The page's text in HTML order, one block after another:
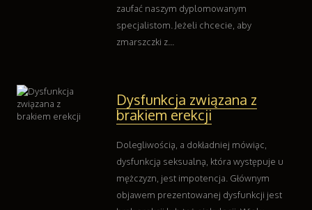
zaufać naszym dyplomowanym
specjalistom. Jeżeli chcecie, aby
zmarszczki z...
Dysfunkcja związana z
brakiem erekcji
Dolegliwością, a dokładniej mówiąc,
dysfunkcją seksualną, która występuje u
mężczyzn, jest impotencja. Głównym
objawem prezentowanej dysfunkcji jest